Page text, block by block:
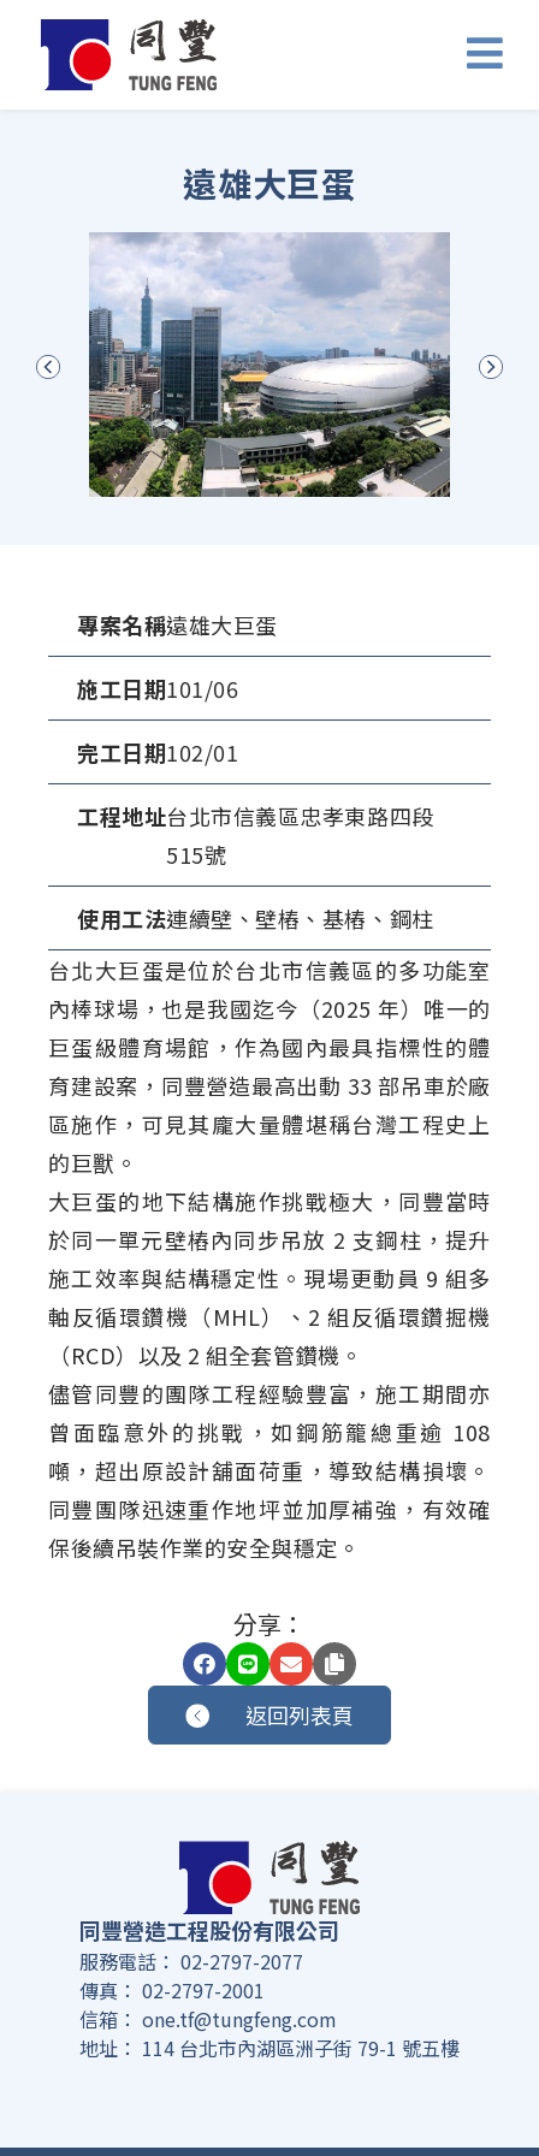
遠雄大巨蛋
專案名稱遠雄大巨蛋
施工日期101/06
完工日期102/01
工程地址台北市信義區忠孝東路四段
515號
使用工法連續壁、壁樁、基樁、鋼柱
台北大巨蛋是位於台北市信義區的多功能室
內棒球場，也是我國迄今（2025 年）唯一的
巨蛋級體育場館，作為國內最具指標性的體
育建設案，同豐營造最高出動 33 部吊車於廠
區施作，可見其龐大量體堪稱台灣工程史上
的巨獸。
大巨蛋的地下結構施作挑戰極大，同豐當時
於同一單元壁樁內同步吊放 2 支鋼柱，提升
施工效率與結構穩定性。現場更動員 9 組多
軸反循環鑽機（MHL）、2 組反循環鑽掘機
（RCD）以及 2 組全套管鑽機。
儘管同豐的團隊工程經驗豐富，施工期間亦
曾面臨意外的挑戰，如鋼筋籠總重逾 108
噸，超出原設計舖面荷重，導致結構損壞。
同豐團隊迅速重作地坪並加厚補強，有效確
保後續吊裝作業的安全與穩定。
分享：
返回列表頁
同豐營造工程股份有限公司
服務電話： 02-2797-2077
傳真： 02-2797-2001
信箱： one.tf@tungfeng.com
地址： 114 台北市內湖區洲子街 79-1 號五樓